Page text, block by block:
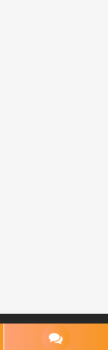
1 Bình Dương